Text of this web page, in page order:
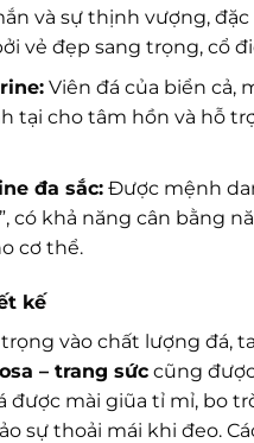
và sự thịnh vượng,
vẻ đẹp sang trọng, cổ
Viên đá của biển cả,
tại cho tâm hồn và hỗ
đa sắc:Được mệnh
có khả năng cân bằng
cơ thể.
kế
vào chất lượng đá,
– trang sức cũng
được mài giũa tỉ mỉ, bo
sự thoải mái khi đeo.